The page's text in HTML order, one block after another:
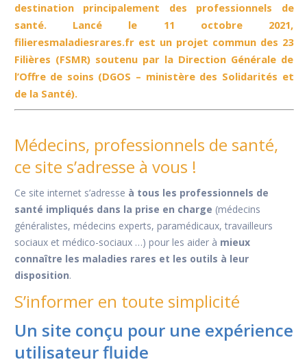
destination principalement des professionnels de
santé. Lancé le 11 octobre 2021,
filieresmaladiesrares.fr est un projet commun des 23
Filières (FSMR) soutenu par la Direction Générale de
l’Offre de soins (DGOS – ministère des Solidarités et
de la Santé).
Médecins, professionnels de santé,
ce site s’adresse à vous !
Ce site internet s’adresse à tous les professionnels de
santé impliqués dans la prise en charge (médecins
généralistes, médecins experts, paramédicaux, travailleurs
sociaux et médico-sociaux …) pour les aider à mieux
connaître les maladies rares et les outils à leur
disposition.
S’informer en toute simplicité
Un site conçu pour une expérience
utilisateur fluide